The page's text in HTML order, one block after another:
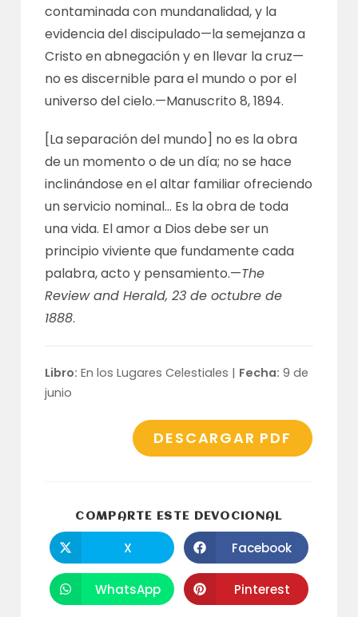
contaminada con mundanalidad, y la
evidencia del discipulado—la semejanza a
Cristo en abnegación y en llevar la cruz—
no es discernible para el mundo o por el
universo del cielo.—Manuscrito 8, 1894.
[La separación del mundo] no es la obra
de un momento o de un día; no se hace
inclinándose en el altar familiar ofreciendo
un servicio nominal… Es la obra de toda
una vida. El amor a Dios debe ser un
principio viviente que fundamente cada
palabra, acto y pensamiento.—The
Review and Herald, 23 de octubre de
1888.
Libro: En los Lugares Celestiales | Fecha: 9 de
junio
DESCARGAR PDF
COMPARTE ESTE DEVOCIONAL
abre
en
una
nueva
ventana
X Se
abre
en
una
nueva
ventana
Facebook
Se
abre
WhatsApp Se
abre
Pinterest